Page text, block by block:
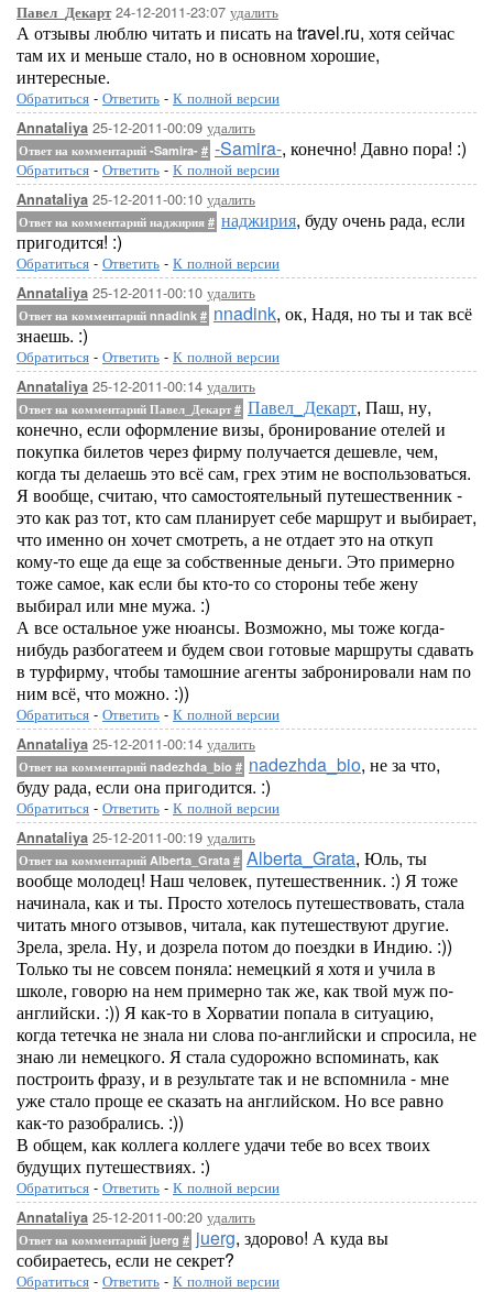
Павел_Декарт24-12-2011-23:07 удалить
А отзывы люблю читать и писать на travel.ru, хотя сейчас
там их и меньше стало, но в основном хорошие,
интересные.
Обратиться - Ответить - К полной версии
Annataliya 25-12-2011-00:09 удалить
Ответ на комментарий -Samira- # -Samira-, конечно! Давно пора! :)
Обратиться - Ответить - К полной версии
Annataliya 25-12-2011-00:10 удалить
Ответ на комментарий наджирия # наджирия, буду очень рада, если
пригодится! :)
Обратиться - Ответить - К полной версии
Annataliya 25-12-2011-00:10 удалить
Ответ на комментарий nnadink # nnadink, ок, Надя, но ты и так всё
знаешь. :)
Обратиться - Ответить - К полной версии
Annataliya 25-12-2011-00:14 удалить
Ответ на комментарий Павел_Декарт# Павел_Декарт, Паш, ну,
конечно, если оформление визы, бронирование отелей и
покупка билетов через фирму получается дешевле, чем,
когда ты делаешь это всё сам, грех этим не воспользоваться.
Я вообще, считаю, что самостоятельный путешественник -
это как раз тот, кто сам планирует себе маршрут и выбирает,
что именно он хочет смотреть, а не отдает это на откуп
кому-то еще да еще за собственные деньги. Это примерно
тоже самое, как если бы кто-то со стороны тебе жену
выбирал или мне мужа. :)
А все остальное уже нюансы. Возможно, мы тоже когда-
нибудь разбогатеем и будем свои готовые маршруты сдавать
в турфирму, чтобы тамошние агенты забронировали нам по
ним всё, что можно. :))
Обратиться - Ответить - К полной версии
Annataliya 25-12-2011-00:14 удалить
Ответ на комментарий nadezhda_bio # nadezhda_bio, не за что,
буду рада, если она пригодится. :)
Обратиться - Ответить - К полной версии
Annataliya 25-12-2011-00:19 удалить
Ответ на комментарий Alberta_Grata # Alberta_Grata, Юль, ты
вообще молодец! Наш человек, путешественник. :) Я тоже
начинала, как и ты. Просто хотелось путешествовать, стала
читать много отзывов, читала, как путешествуют другие.
Зрела, зрела. Ну, и дозрела потом до поездки в Индию. :))
Только ты не совсем поняла: немецкий я хотя и учила в
школе, говорю на нем примерно так же, как твой муж по-
английски. :)) Я как-то в Хорватии попала в ситуацию,
когда тетечка не знала ни слова по-английски и спросила, не
знаю ли немецкого. Я стала судорожно вспоминать, как
построить фразу, и в результате так и не вспомнила - мне
уже стало проще ее сказать на английском. Но все равно
как-то разобрались. :))
В общем, как коллега коллеге удачи тебе во всех твоих
будущих путешествиях. :)
Обратиться - Ответить - К полной версии
Annataliya 25-12-2011-00:20 удалить
Ответ на комментарий juerg # juerg, здорово! А куда вы
собираетесь, если не секрет?
Обратиться - Ответить - К полной версии